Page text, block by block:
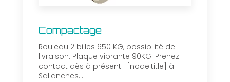
Compactage
Rouleau 2 billes 650 KG, possibilité de
livraison. Plaque vibrante 90KG. Prenez
contact dès à présent : [node:title] à
Sallanches....